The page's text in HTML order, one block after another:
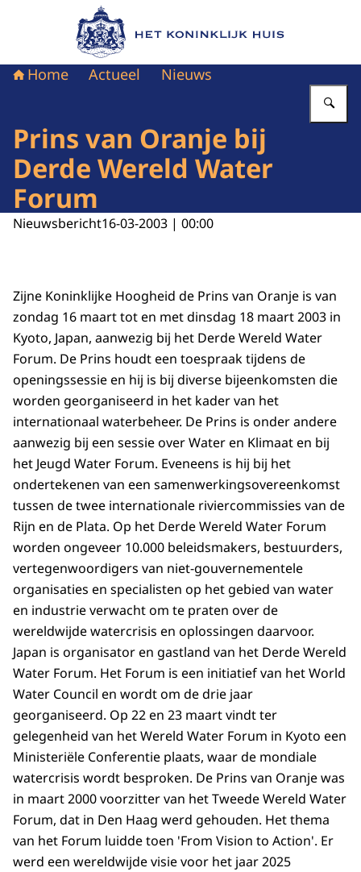
Naar de homepage van Het Koninklijk Huis
Home Actueel Nieuws
Prins van Oranje bij
Derde Wereld Water
Forum
Nieuwsbericht16-03-2003 | 00:00
Zijne Koninklijke Hoogheid de Prins van Oranje is van
zondag 16 maart tot en met dinsdag 18 maart 2003 in
Kyoto, Japan, aanwezig bij het Derde Wereld Water
Forum. De Prins houdt een toespraak tijdens de
openingssessie en hij is bij diverse bijeenkomsten die
worden georganiseerd in het kader van het
internationaal waterbeheer. De Prins is onder andere
aanwezig bij een sessie over Water en Klimaat en bij
het Jeugd Water Forum. Eveneens is hij bij het
ondertekenen van een samenwerkingsovereenkomst
tussen de twee internationale riviercommissies van de
Rijn en de Plata. Op het Derde Wereld Water Forum
worden ongeveer 10.000 beleidsmakers, bestuurders,
vertegenwoordigers van niet-gouvernementele
organisaties en specialisten op het gebied van water
en industrie verwacht om te praten over de
wereldwijde watercrisis en oplossingen daarvoor.
Japan is organisator en gastland van het Derde Wereld
Water Forum. Het Forum is een initiatief van het World
Water Council en wordt om de drie jaar
georganiseerd. Op 22 en 23 maart vindt ter
gelegenheid van het Wereld Water Forum in Kyoto een
Ministeriële Conferentie plaats, waar de mondiale
watercrisis wordt besproken. De Prins van Oranje was
in maart 2000 voorzitter van het Tweede Wereld Water
Forum, dat in Den Haag werd gehouden. Het thema
van het Forum luidde toen 'From Vision to Action'. Er
werd een wereldwijde visie voor het jaar 2025